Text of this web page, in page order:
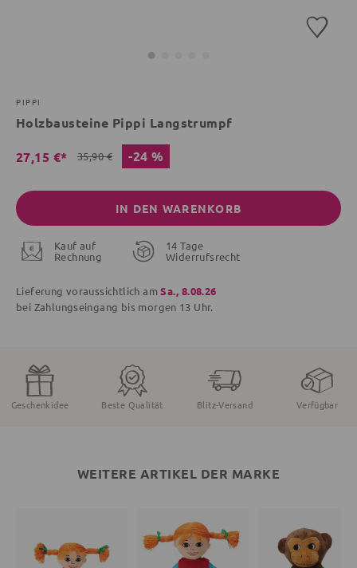
PIPPI
Holzbausteine Pippi Langstrumpf
27,15 €* 35,90 € -24 %
IN DEN WARENKORB
Kauf auf
Rechnung
14 Tage
Widerrufsrecht
Lieferung voraussichtlich amSa., 8.08.26
bei Zahlungseingang bis morgen 13 Uhr.
Geschenkidee Beste Qualität Blitz-Versand Verfügbar
WEITERE ARTIKEL DER MARKE